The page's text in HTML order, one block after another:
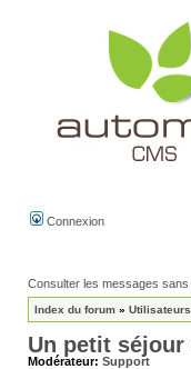
Connexion
Consulter les messages
Index du forum »
Un petit séjour
Modérateur: Support